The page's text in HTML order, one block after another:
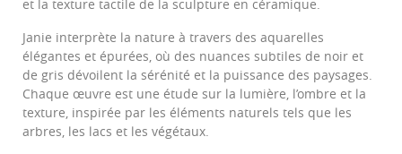
et la texture tactile de la sculpture en céramique.
Janie interprète la nature à travers des aquarelles
élégantes et épurées, où des nuances subtiles de noir et
de gris dévoilent la sérénité et la puissance des paysages.
Chaque œuvre est une étude sur la lumière, l’ombre et la
texture, inspirée par les éléments naturels tels que les
arbres, les lacs et les végétaux.